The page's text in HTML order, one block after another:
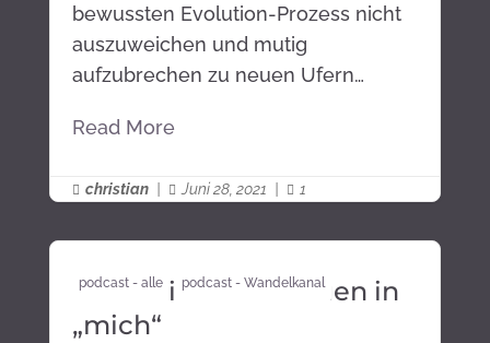
bewussten Evolution-Prozess nicht
auszuweichen und mutig
aufzubrechen zu neuen Ufern…
Read More
 christian  Juni 28, 2021  1
podcast - alle podcast - Wandelkanal
wer ist ich – Vertrauen in
„mich“